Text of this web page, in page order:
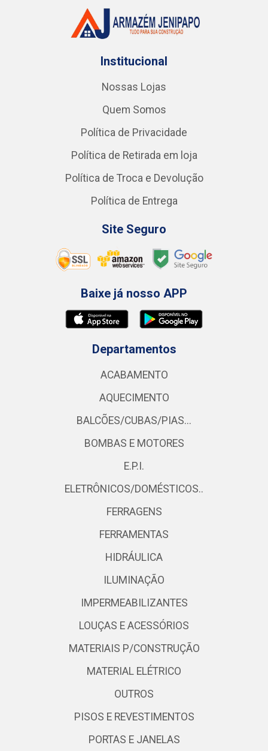
Institucional
Nossas Lojas
Quem Somos
Política de Privacidade
Política de Retirada em loja
Política de Troca e Devolução
Política de Entrega
Site Seguro
Baixe já nosso APP
Departamentos
ACABAMENTO
AQUECIMENTO
BALCÕES/CUBAS/PIAS...
BOMBAS E MOTORES
E.P.I.
ELETRÔNICOS/DOMÉSTICOS..
FERRAGENS
FERRAMENTAS
HIDRÁULICA
ILUMINAÇÃO
IMPERMEABILIZANTES
LOUÇAS E ACESSÓRIOS
MATERIAIS P/CONSTRUÇÃO
MATERIAL ELÉTRICO
OUTROS
PISOS E REVESTIMENTOS
PORTAS E JANELAS